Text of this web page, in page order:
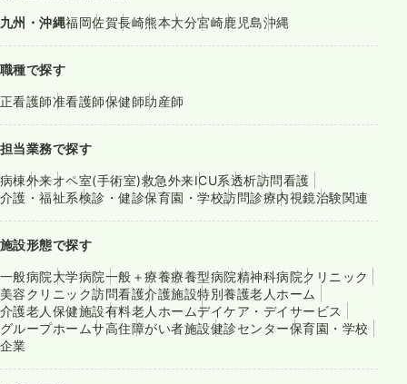
九州・沖縄福岡佐賀長崎熊本大分宮崎鹿児島沖縄
職種で探す
正看護師准看護師保健師助産師
担当業務で探す
病棟外来オペ室(手術室)救急外来ICU系透析訪問看護
介護・福祉系検診・健診保育園・学校訪問診療内視鏡治験関連
施設形態で探す
一般病院大学病院一般＋療養療養型病院精神科病院クリニック
美容クリニック訪問看護介護施設特別養護老人ホーム
介護老人保健施設有料老人ホームデイケア・デイサービス
グループホームサ高住障がい者施設健診センター保育園・学校
企業